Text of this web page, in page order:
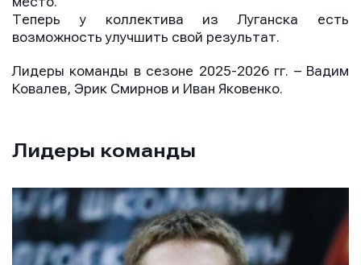
Теперь у коллектива из Луганска есть
возможность улучшить свой результат.
Лидеры команды в сезоне 2025-2026 гг. – Вадим
Ковалев, Эрик Смирнов и Иван Яковенко.
Лидеры команды